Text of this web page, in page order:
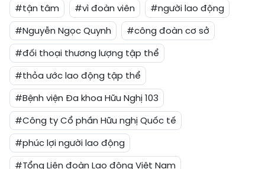
#tận tâm #vì đoàn viên
#người lao động
#Nguyễn Ngọc Quynh
#công đoàn cơ sở
#đối thoại thương lượng tập thể
#thỏa ước lao động tập thể
#Bệnh viện Đa khoa Hữu Nghị 103
#Công ty Cổ phần Hữu nghị Quốc tế
#phúc lợi người lao động
#Tổng Liên đoàn Lao động Việt Nam